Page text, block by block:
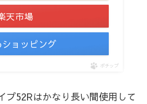
天市場
ョッピング
ポチップ
プ52Rはかなり長い間使用して